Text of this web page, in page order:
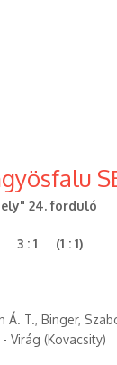
24. forduló
3 : 1 (1 : 1)
Á. T., Binger,
Virág (Kovacsity)